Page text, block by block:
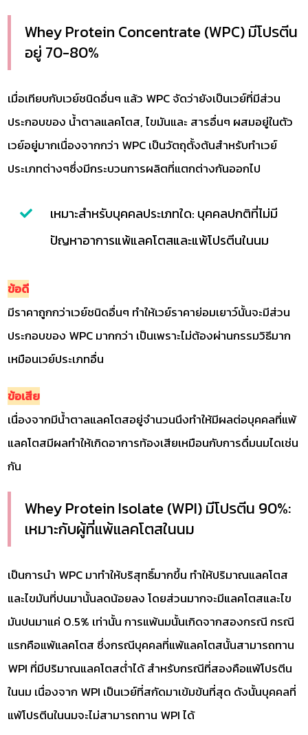
Whey Protein Concentrate (WPC) มีโปรตีน
อยู่ 70-80%
เมื่อเทียบกับเวย์ชนิดอื่นๆ แล้ว WPC จัดว่ายังเป็นเวย์ที่มีส่วน
ประกอบของ น้ำตาลแลคโตส, ไขมันและ สารอื่นๆ ผสมอยู่ในตัว
เวย์อยู่มากเนื่องจากกว่า WPC เป็นวัตถุตั้งต้นสำหรับทำเวย์
ประเภทต่างๆซึ่งมีกระบวนการผลิตที่แตกต่างกันออกไป
เหมาะสำหรับบุคคลประเภทใด: บุคคลปกติที่ไม่มี
ปัญหาอาการแพ้แลคโตสและแพ้โปรตีนในนม
ข้อดี
มีราคาถูกกว่าเวย์ชนิดอื่นๆ ทำให้เวย์ราคาย่อมเยาว์นั้นจะมีส่วน
ประกอบของ WPC มากกว่า เป็นเพราะไม่ต้องผ่านกรรมวิธีมาก
เหมือนเวย์ประเภทอื่น
ข้อเสีย
เนื่องจากมีน้ำตาลแลคโตสอยู่จำนวนนึงทำให้มีผลต่อบุคคลที่แพ้
แลคโตสมีผลทำให้เกิดอาการท้องเสียเหมือนกับการดื่มนมไดเช่น
กัน
Whey Protein Isolate (WPI) มีโปรตีน 90%:
เหมาะกับผู้ที่แพ้แลคโตสในนม
เป็นการนำ WPC มาทำให้บริสุทธิ์มากขึ้น ทำให้ปริมาณแลคโตส
และไขมันที่ปนมานั้นลดน้อยลง โดยส่วนมากจะมีแลคโตสและไข
มันปนมาแค่ 0.5% เท่านั้น การแพ้นมนั้นเกิดจากสองกรณี กรณี
แรกคือแพ้แลคโตส ซึ่งกรณีบุคคลที่แพ้แลคโตสนั้นสามารถทาน
WPI ที่มีปริมาณแลคโตสต่ำได้ สำหรับกรณีที่สองคือแพ้โปรตีน
ในนม เนื่องจาก WPI เป็นเวย์ที่สกัดมาเข้มข้นที่สุด ดังนั้นบุคคลที่
แพ้โปรตีนในนมจะไม่สามารถทาน WPI ได้